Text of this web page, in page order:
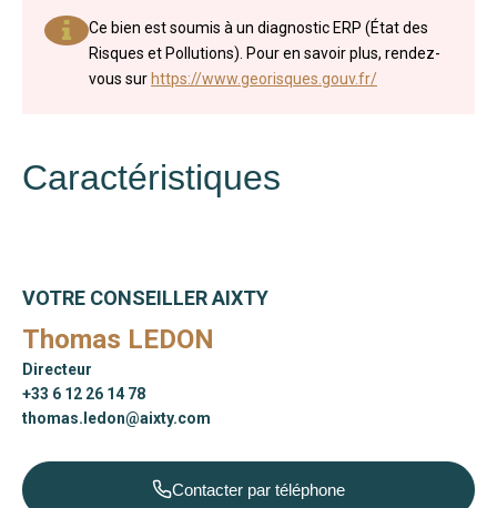
Ce bien est soumis à un diagnostic ERP (État des
Risques et Pollutions). Pour en savoir plus, rendez-
vous surhttps://www.georisques.gouv.fr/
Caractéristiques
VOTRE CONSEILLER AIXTY
Thomas LEDON
Directeur
+33 6 12 26 14 78
thomas.ledon@aixty.com
Contacter par téléphone